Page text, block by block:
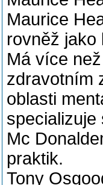
Maurice
rovněž jako
Má více
zdravotním
oblasti
specializuje
Mc
praktik.
Tony